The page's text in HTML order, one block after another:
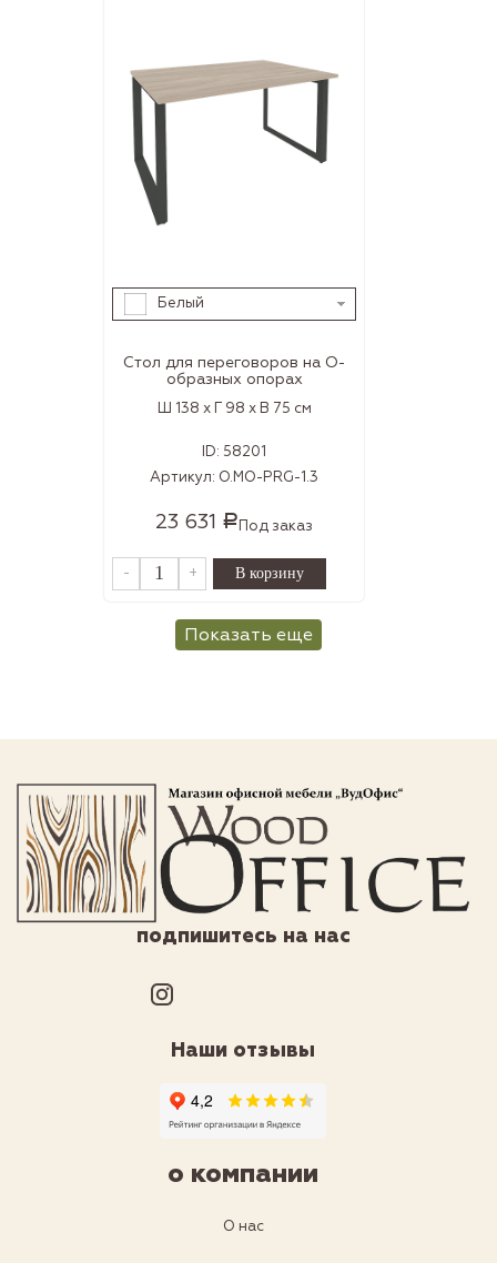
Белый
Стол для переговоров на О-
образных опорах
Ш 138 x Г 98 x В 75 см
ID: 58201
Артикул: O.MO-PRG-1.3
23 631 Р Под заказ
- +
Показать еще
подпишитесь на нас
Наши отзывы
о компании
О нас